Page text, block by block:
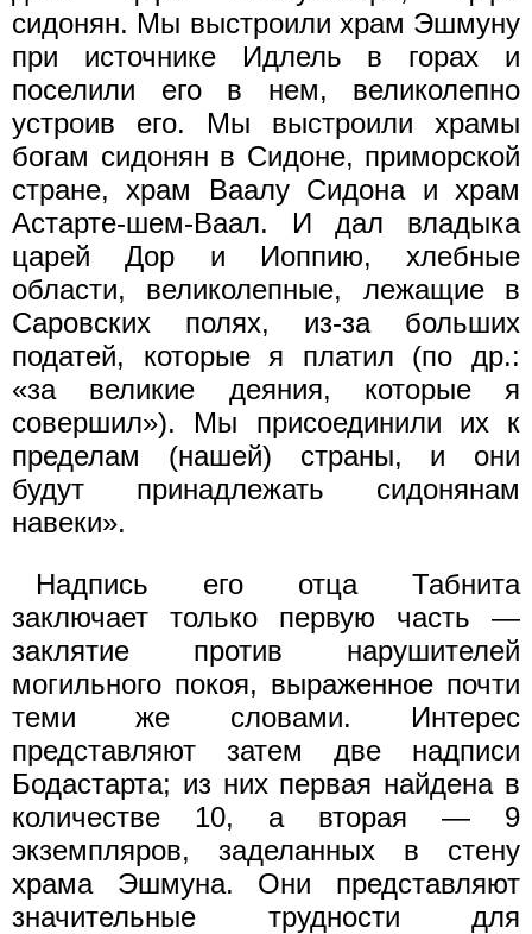
сидонян. Мы выстроили храм Эшмуну
при источнике Идлель в горах и
поселили его в нем, великолепно
устроив его. Мы выстроили храмы
богам сидонян в Сидоне, приморской
стране, храм Ваалу Сидона и храм
Астарте-шем-Ваал. И дал владыка
царей Дор и Иоппию, хлебные
области, великолепные, лежащие в
Саровских полях, из-за больших
податей, которые я платил (по др.:
«за великие деяния, которые я
совершил»). Мы присоединили их к
пределам (нашей) страны, и они
будут принадлежать сидонянам
навеки».
Надпись его отца Табнита
заключает только первую часть —
заклятие против нарушителей
могильного покоя, выраженное почти
теми же словами. Интерес
представляют затем две надписи
Бодастарта; из них первая найдена в
количестве 10, а вторая — 9
экземпляров, заделанных в стену
храма Эшмуна. Они представляют
значительные трудности для